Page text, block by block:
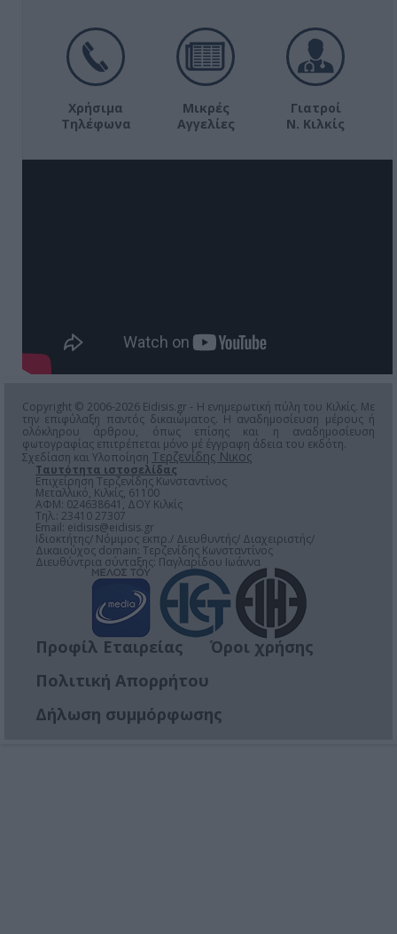
Χρήσιμα
Τηλέφωνα
Μικρές
Αγγελίες
Γιατροί
Ν. Κιλκίς
Copyright © 2006-2026 Eidisis.gr - Η ενημερωτική πύλη του Κιλκίς. Με
την επιφύλαξη παντός δικαιώματος. Η αναδημοσίευση μέρους ή
ολόκληρου άρθρου, όπως επίσης και η αναδημοσίευση
φωτογραφίας επιτρέπεται μόνο μέ έγγραφη άδεια του εκδότη.
Σχεδίαση και Υλοποίηση Τερζενίδης Νικος
Ταυτότητα ιστοσελίδας
Επιχείρηση Τερζενίδης Κωνσταντίνος
Μεταλλικό, Κιλκίς, 61100
ΑΦΜ: 024638641, ΔΟΥ Κιλκίς
Τηλ.: 23410 27307
Email: eidisis@eidisis.gr
Ιδιοκτήτης/ Νόμιμος εκπρ./ Διευθυντής/ Διαχειριστής/
Δικαιούχος domain: Τερζενίδης Κωνσταντίνος
Διευθύντρια σύνταξης: Παγλαρίδου Ιωάννα
Προφίλ Εταιρείας
Όροι χρήσης
Πολιτική Απορρήτου
Δήλωση συμμόρφωσης